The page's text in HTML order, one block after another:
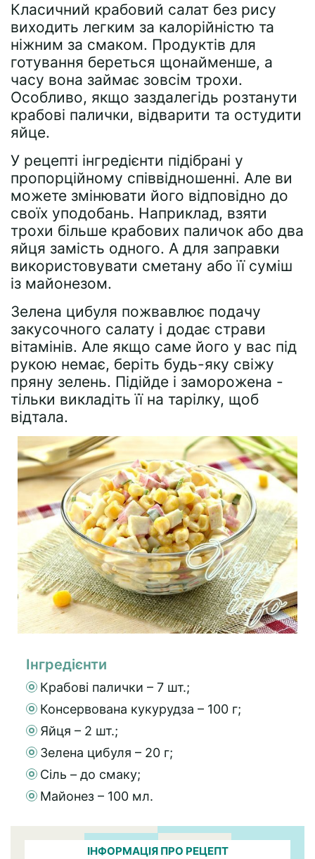
Класичний крабовий салат без рису
виходить легким за калорійністю та
ніжним за смаком. Продуктів для
готування береться щонайменше, а
часу вона займає зовсім трохи.
Особливо, якщо заздалегідь розтанути
крабові палички, відварити та остудити
яйце.
У рецепті інгредієнти підібрані у
пропорційному співвідношенні. Але ви
можете змінювати його відповідно до
своїх уподобань. Наприклад, взяти
трохи більше крабових паличок або два
яйця замість одного. А для заправки
використовувати сметану або її суміш
із майонезом.
Зелена цибуля пожвавлює подачу
закусочного салату і додає страви
вітамінів. Але якщо саме його у вас під
рукою немає, беріть будь-яку свіжу
пряну зелень. Підійде і заморожена -
тільки викладіть її на тарілку, щоб
відтала.
Інгредієнти
Крабові палички – 7 шт.;
Консервована кукурудза – 100 г;
Яйця – 2 шт.;
Зелена цибуля – 20 г;
Сіль – до смаку;
Майонез – 100 мл.
ІНФОРМАЦІЯ ПРО РЕЦЕПТ